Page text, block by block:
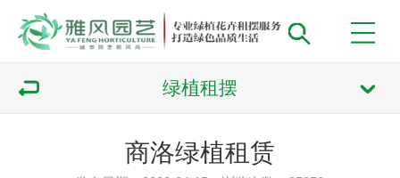
绿植租摆
商洛绿植租赁